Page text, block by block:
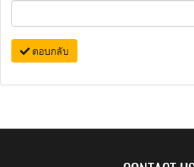
ตอบกลับ